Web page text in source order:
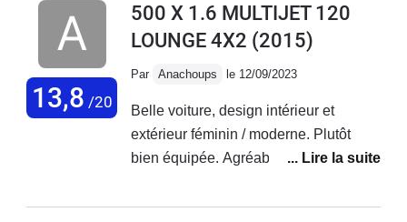
polyvalent.
13,8 /20
500 X 1.6 MULTIJET 120
LOUNGE 4X2 (2015)
Par Anachoups le 12/09/2023
Belle voiture, design intérieur et
extérieur féminin / moderne. Plutôt
bien équipée. Agréable à conduire sur
de route. Malheureusement aucune